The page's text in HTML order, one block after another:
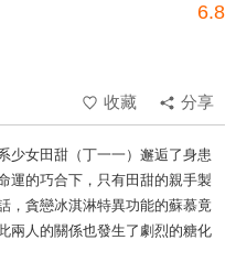
6.8
收藏
分享
少女田甜（丁一一）邂逅了身患
運的巧合下，只有田甜的親手製
，貪戀冰淇淋特異功能的蘇慕竟
兩人的關係也發生了劇烈的糖化